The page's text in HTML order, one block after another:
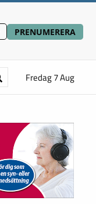
PRENUMERERA
Fredag 7 Aug